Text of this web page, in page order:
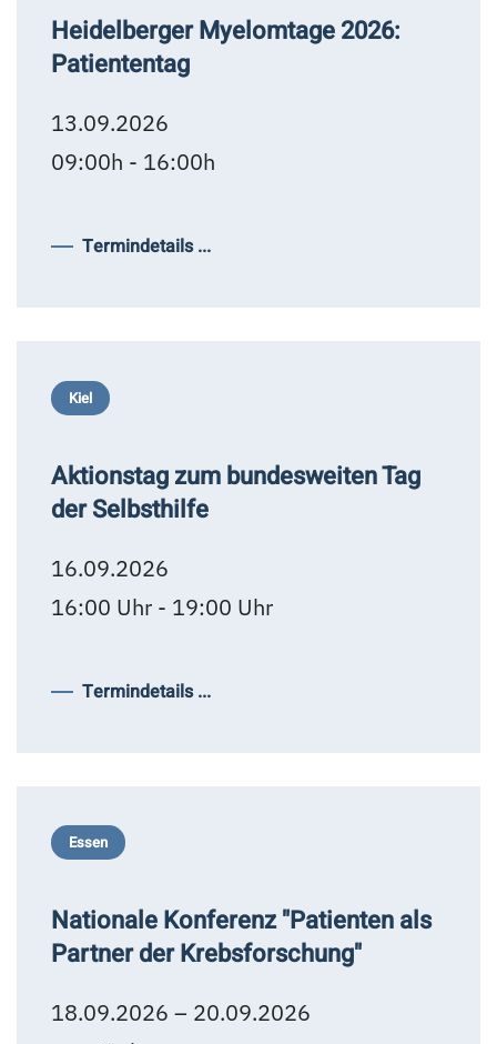
Heidelberger Myelomtage 2026:
Patiententag
13.09.2026
09:00h - 16:00h
Termindetails ...
Kiel
Aktionstag zum bundesweiten Tag
der Selbsthilfe
16.09.2026
16:00 Uhr - 19:00 Uhr
Termindetails ...
Essen
Nationale Konferenz "Patienten als
Partner der Krebsforschung"
18.09.2026 – 20.09.2026